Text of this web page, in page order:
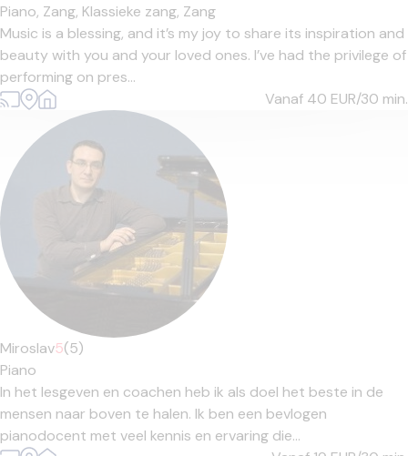
Piano, Zang, Klassieke zang, Zang
Music is a blessing, and it’s my joy to share its inspiration and
beauty with you and your loved ones. I’ve had the privilege of
performing on pres...
Vanaf 40 EUR/30 min.
Miroslav5(5)
Piano
In het lesgeven en coachen heb ik als doel het beste in de
mensen naar boven te halen. Ik ben een bevlogen
pianodocent met veel kennis en ervaring die...